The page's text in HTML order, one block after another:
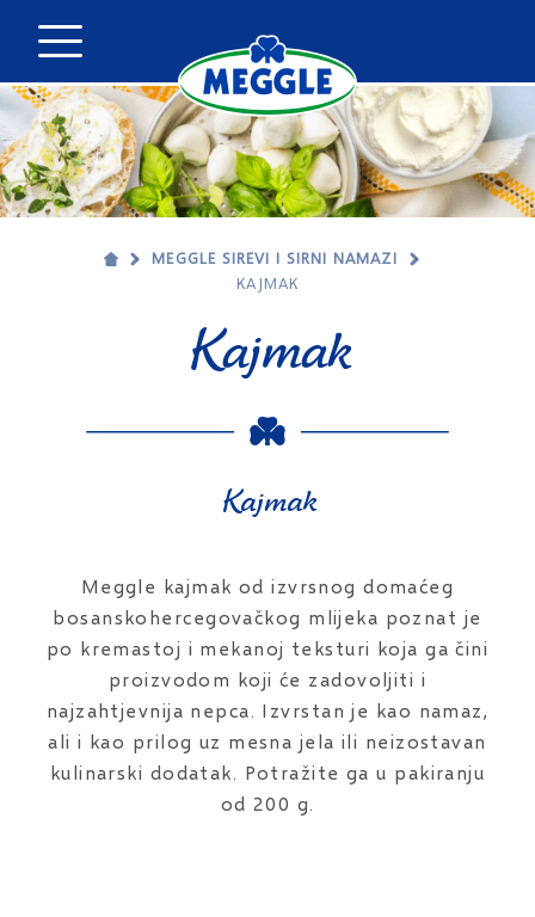
MEGGLE SIREVI I SIRNI NAMAZI
KAJMAK
Kajmak
Kajmak
Meggle kajmak od izvrsnog domaćeg
bosanskohercegovačkog mlijeka poznat je
po kremastoj i mekanoj teksturi koja ga čini
proizvodom koji će zadovoljiti i
najzahtjevnija nepca. Izvrstan je kao namaz,
ali i kao prilog uz mesna jela ili neizostavan
kulinarski dodatak. Potražite ga u pakiranju
od 200 g.